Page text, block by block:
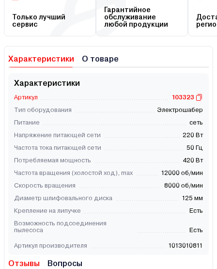
Только лучший
сервис
Гарантийное
обслуживание
любой продукции
Характеристики О товаре
Характеристики
Артикул
103323
Тип оборудования
Электрошабер
Питание
сеть
Напряжение питающей сети
220 Вт
Частота тока питающей сети
50 Гц
Потребляемая мощность
420 Вт
Частота вращения (холостой ход), max
12000 об/мин
Скорость вращения
8000 об/мин
Диаметр шлифовального диска
125 мм
Крепление на липучке
Есть
Возможность подсоединения
пылесоса
Есть
Артикул производителя 1013010811
Отзывы Вопросы